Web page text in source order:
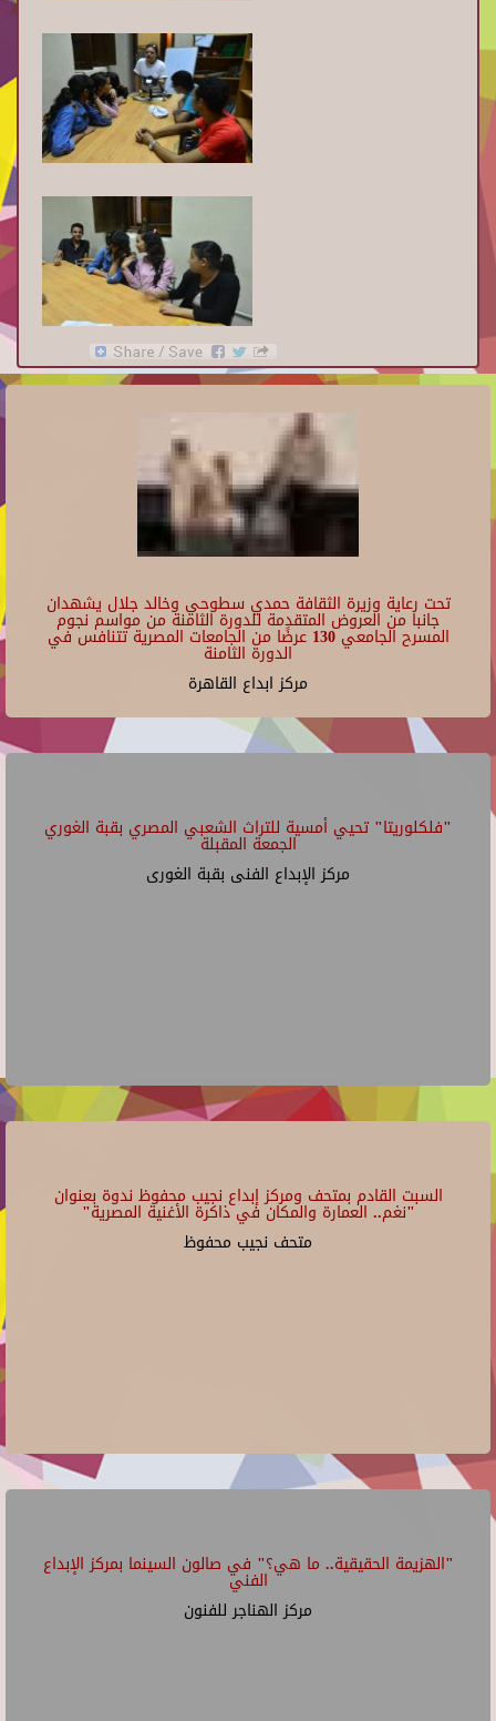
تحت رعاية وزيرة الثقافة حمدي سطوحي وخالد جلال يشهدان
جانبا من العروض المتقدمة للدورة الثامنة من مواسم نجوم
المسرح الجامعي 130 عرضًا من الجامعات المصرية تتنافس في
الدورة الثامنة
مركز ابداع القاهرة
"فلكلوريتا" تحيي أمسية للتراث الشعبي المصري بقبة الغوري
الجمعة المقبلة
مركز الإبداع الفنى بقبة الغورى
السبت القادم بمتحف ومركز إبداع نجيب محفوظ ندوة بعنوان
"نغم.. العمارة والمكان في ذاكرة الأغنية المصرية"
متحف نجيب محفوظ
"الهزيمة الحقيقية.. ما هي؟" في صالون السينما بمركز الإبداع
الفني
مركز الهناجر للفنون